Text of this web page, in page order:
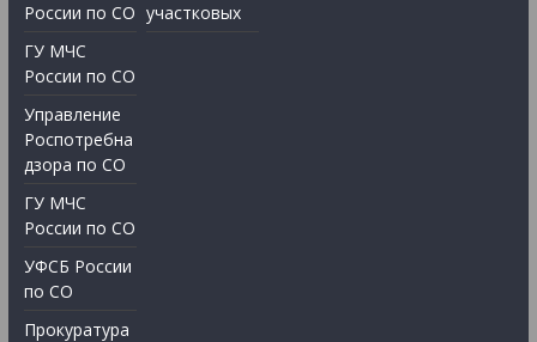
России по СО
ГУ МЧС
России по СО
Управление
Роспотребна
дзора по СО
ГУ МЧС
России по СО
УФСБ России
по СО
Прокуратура
участковых